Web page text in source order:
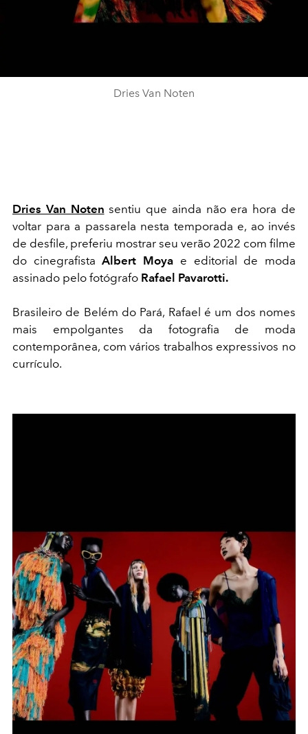
Dries Van Noten
Dries Van Noten sentiu que ainda não era hora de
voltar para a passarela nesta temporada e, ao invés
de desfile, preferiu mostrar seu verão 2022 com filme
do cinegrafistaAlbert Moya e editorial de moda
assinado pelo fotógrafo Rafael Pavarotti.
Brasileiro de Belém do Pará, Rafael é um dos nomes
mais empolgantes da fotografia de moda
contemporânea, com vários trabalhos expressivos no
currículo.